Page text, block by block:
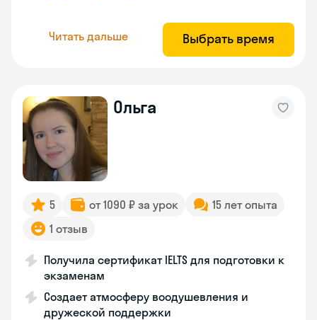
Читать дальше Выбрать время
Ольга
5 от 1090 ₽ за урок
15 лет опыта
1 отзыв
Получила сертификат IELTS для подготовки к
экзаменам
Создает атмосферу воодушевления и
дружеской поддержки